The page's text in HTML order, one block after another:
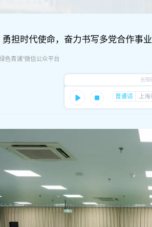
担时代使命，奋力书写多党合作事
青浦”微信公众平台